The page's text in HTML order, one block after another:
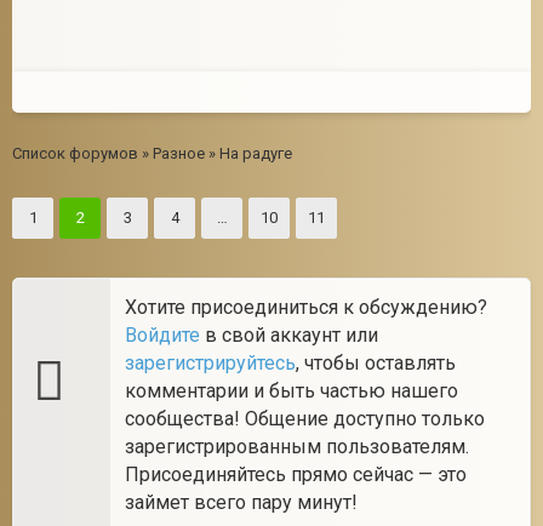
Список форумов » Разное » На радуге
1 2 3 4 … 10 11
Хотите присоединиться к обсуждению?
Войдите в свой аккаунт или
зарегистрируйтесь, чтобы оставлять
комментарии и быть частью нашего
сообщества! Общение доступно только
зарегистрированным пользователям.
Присоединяйтесь прямо сейчас — это
займет всего пару минут!